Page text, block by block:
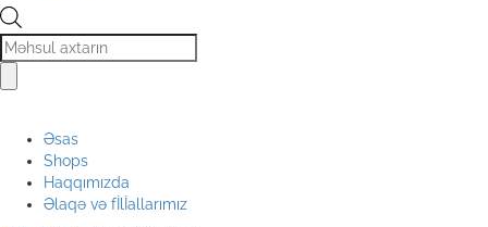
Products
search
Əsas
Shops
Haqqımızda
Əlaqə və fİlİallarımız